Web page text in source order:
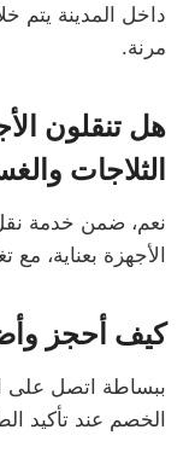
داخل المدينة يتم
مرنة.
هل تنقلون
الثلاجات
نعم، ضمن خدمة
الأجهزة بعناية، مع
كيف أحجز
ببساطة اتصل على
الخصم عند تأكيد